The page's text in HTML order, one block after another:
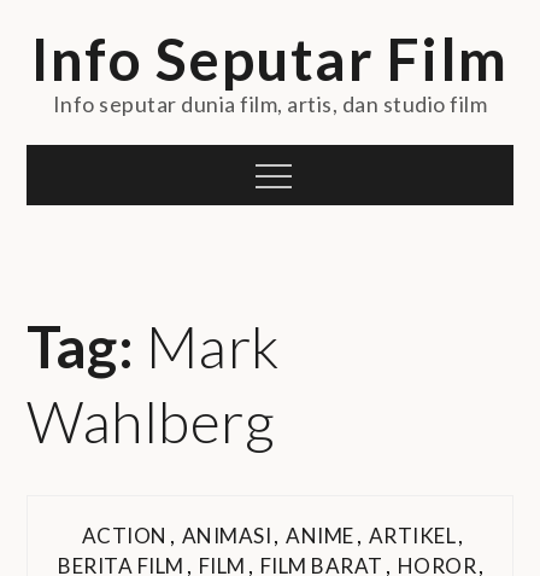
Info Seputar Film
Info seputar dunia film, artis, dan studio film
Menu
Tag: Mark
Wahlberg
ACTION , ANIMASI, ANIME, ARTIKEL,
BERITA FILM , FILM , FILM BARAT , HOROR,